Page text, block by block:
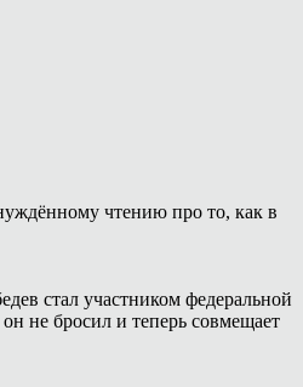
чтению про то, как в
стал участником федеральной
не бросил и теперь совмещает